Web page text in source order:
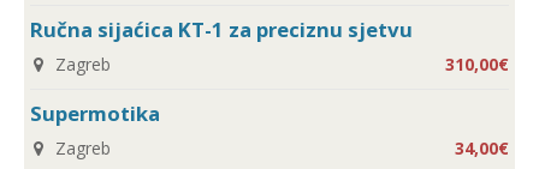
Ručna sijaćica KT-1 za preciznu sjetvu
Zagreb 310,00€
Supermotika
Zagreb 34,00€